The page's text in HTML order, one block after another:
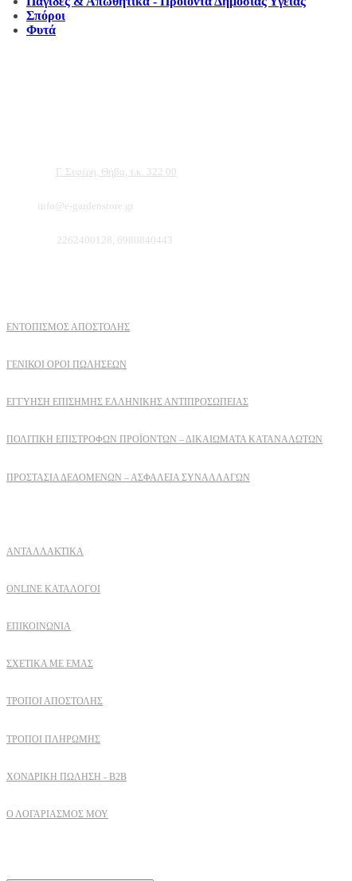
Σπόροι
Φυτά
Γ. Σεφέρη, Θήβα, τ.κ. 322 00
info@e-gardenstore.gr
2262400128, 6980840443
ΕΝΤΟΠΙΣΜΟΣ ΑΠΟΣΤΟΛΗΣ
ΓΕΝΙΚΟΙ ΟΡΟΙ ΠΩΛΗΣΕΩΝ
ΕΓΓΎΗΣΗ ΕΠΊΣΗΜΗΣ ΕΛΛΗΝΙΚΉΣ ΑΝΤΙΠΡΟΣΩΠΕΊΑΣ
ΠΟΛΙΤΙΚΉ ΕΠΙΣΤΡΟΦΏΝ ΠΡΟΪΌΝΤΩΝ – ΔΙΚΑΙΏΜΑΤΑ ΚΑΤΑΝΑΛΩΤΏΝ
ΠΡΟΣΤΑΣΊΑ ΔΕΔΟΜΈΝΩΝ – ΑΣΦΆΛΕΙΑ ΣΥΝΑΛΛΑΓΏΝ
ΑΝΤΑΛΛΑΚΤΙΚΑ
ONLINE ΚΑΤΑΛΟΓΟΙ
ΕΠΙΚΟΙΝΩΝΙΑ
ΣΧΕΤΙΚΆ ΜΕ ΕΜΆΣ
ΤΡΌΠΟΙ ΑΠΟΣΤΟΛΉΣ
ΤΡΌΠΟΙ ΠΛΗΡΩΜΉΣ
ΧΟΝΔΡΙΚΉ ΠΏΛΗΣΗ - B2B
Ο ΛΟΓΑΡΙΑΣΜΟΣ ΜΟΥ